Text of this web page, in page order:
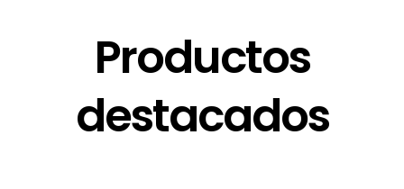
Productos
destacados